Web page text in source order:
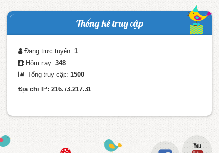
Thống kê truy cập
Đang trực tuyến: 1
Hôm nay: 348
Tổng truy cập: 1500
Địa chỉ IP: 216.73.217.31